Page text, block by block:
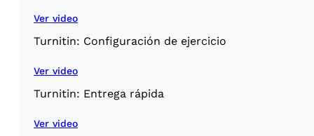
Ver video
Turnitin: Configuración de ejercicio
Ver video
Turnitin: Entrega rápida
Ver video